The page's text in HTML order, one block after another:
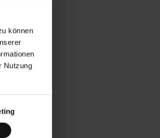
können
Nutzung